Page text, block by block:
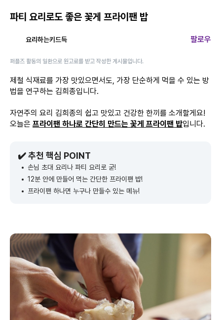
파티 요리로도 좋은 꽃게 프라이팬 밥
요리하는키드득 팔로우
퍼플즈 활동의 일환으로 원고료를 받고 작성한 게시물입니다.
제철 식재료를 가장 맛있으면서도, 가장 단순하게 먹을 수 있는 방
법을 연구하는 김희종입니다.
자연주의 요리 김희종의 쉽고 맛있고 건강한 한끼를 소개할게요!
오늘은 프라이팬 하나로 간단히 만드는 꽃게 프라이팬 밥입니다.
✔️ 추천 핵심 POINT
손님 초대 요리나 파티 요리로 굳!
12분 안에 만들어 먹는 간단한 프라이팬 밥!
프라이팬 하나면 누구나 만들수 있는 메뉴!